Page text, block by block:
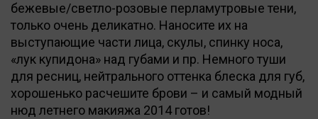
бежевые/светло-розовые перламутровые тени,
только очень деликатно. Наносите их на
выступающие части лица, скулы, спинку носа,
«лук купидона» над губами и пр. Немного туши
для ресниц, нейтрального оттенка блеска для губ,
хорошенько расчешите брови – и самый модный
нюд летнего макияжа 2014 готов!